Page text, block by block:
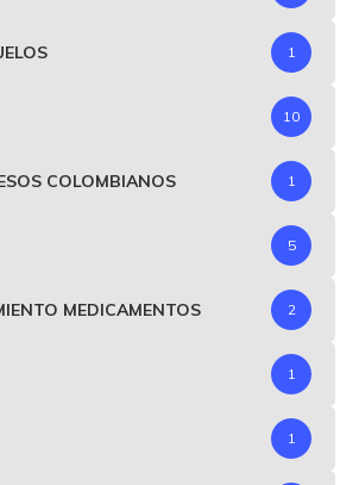
1
10
COLOMBIANOS 1
5
MEDICAMENTOS 2
1
1